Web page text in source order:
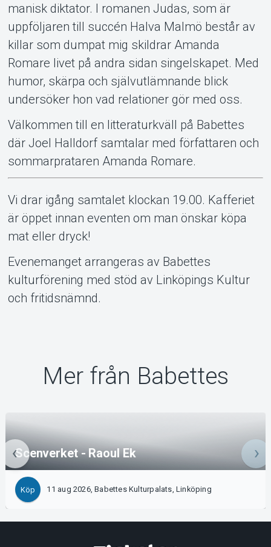
manisk diktator. I romanen Judas, som är
uppföljaren till succén Halva Malmö består av
killar som dumpat mig skildrar Amanda
Romare livet på andra sidan singelskapet. Med
humor, skärpa och självutlämnande blick
undersöker hon vad relationer gör med oss.
Välkommen till en litteraturkväll på Babettes
där Joel Halldorf samtalar med författaren och
sommarprataren Amanda Romare.
Vi drar igång samtalet klockan 19.00. Kafferiet
är öppet innan eventen om man önskar köpa
mat eller dryck!
Evenemanget arrangeras av Babettes
kulturförening med stöd av Linköpings Kultur
och fritidsnämnd.
Mer från Babettes
Scenverket - Raoul Ek
Köp 11 aug 2026, Babettes Kulturpalats, Linköping